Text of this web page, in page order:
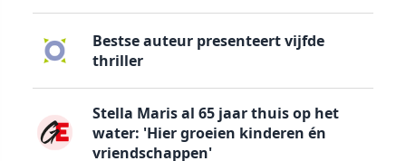
Bestse auteur presenteert vijfde
thriller
Stella Maris al 65 jaar thuis op het
water: 'Hier groeien kinderen én
vriendschappen'